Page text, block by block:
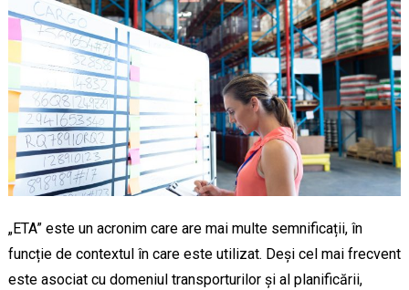
„ETA” este un acronim care are mai multe semnificații, în
funcție de contextul în care este utilizat. Deși cel mai frecvent
este asociat cu domeniul transporturilor și al planificării,